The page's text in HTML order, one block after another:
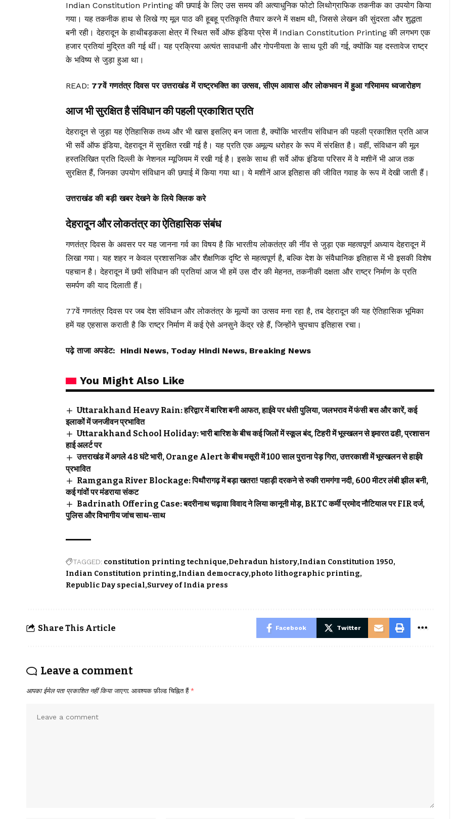
Indian Constitution Printing की छपाई के लिए उस समय की अत्याधुनिक फोटो लिथोग्राफिक तकनीक का उपयोग किया
गया। यह तकनीक हाथ से लिखे गए मूल पाठ की हूबहू प्रतिकृति तैयार करने में सक्षम थी, जिससे लेखन की सुंदरता और शुद्धता
बनी रही। देहरादून के हाथीबड़कला क्षेत्र में स्थित सर्वे ऑफ इंडिया प्रेस में Indian Constitution Printing की लगभग एक
हजार प्रतियां मुद्रित की गई थीं। यह प्रक्रिया अत्यंत सावधानी और गोपनीयता के साथ पूरी की गई, क्योंकि यह दस्तावेज राष्ट्र
के भविष्य से जुड़ा हुआ था।
READ: 77वें गणतंत्र दिवस पर उत्तराखंड में राष्ट्रभक्ति का उत्सव, सीएम आवास और लोकभवन में हुआ गरिमामय ध्वजारोहण
आज भी सुरक्षित है संविधान की पहली प्रकाशित प्रति
देहरादून से जुड़ा यह ऐतिहासिक तथ्य और भी खास इसलिए बन जाता है, क्योंकि भारतीय संविधान की पहली प्रकाशित प्रति आज
भी सर्वे ऑफ इंडिया, देहरादून में सुरक्षित रखी गई है। यह प्रति एक अमूल्य धरोहर के रूप में संरक्षित है। वहीं, संविधान की मूल
हस्तलिखित प्रति दिल्ली के नेशनल म्यूजियम में रखी गई है। इसके साथ ही सर्वे ऑफ इंडिया परिसर में वे मशीनें भी आज तक
सुरक्षित हैं, जिनका उपयोग संविधान की छपाई में किया गया था। ये मशीनें आज इतिहास की जीवित गवाह के रूप में देखी जाती हैं।
उत्तराखंड की बड़ी खबर देखने के लिये क्लिक करे
देहरादून और लोकतंत्र का ऐतिहासिक संबंध
गणतंत्र दिवस के अवसर पर यह जानना गर्व का विषय है कि भारतीय लोकतंत्र की नींव से जुड़ा एक महत्वपूर्ण अध्याय देहरादून में
लिखा गया। यह शहर न केवल प्रशासनिक और शैक्षणिक दृष्टि से महत्वपूर्ण है, बल्कि देश के संवैधानिक इतिहास में भी इसकी विशेष
पहचान है। देहरादून में छपी संविधान की प्रतियां आज भी हमें उस दौर की मेहनत, तकनीकी दक्षता और राष्ट्र निर्माण के प्रति
समर्पण की याद दिलाती हैं।
77वें गणतंत्र दिवस पर जब देश संविधान और लोकतंत्र के मूल्यों का उत्सव मना रहा है, तब देहरादून की यह ऐतिहासिक भूमिका
हमें यह एहसास कराती है कि राष्ट्र निर्माण में कई ऐसे अनसुने केंद्र रहे हैं, जिन्होंने चुपचाप इतिहास रचा।
पढ़े ताजा अपडेट: Hindi News, Today Hindi News, Breaking News
You Might Also Like
Uttarakhand Heavy Rain: हरिद्वार में बारिश बनी आफत, हाईवे पर धंसी पुलिया, जलभराव में फंसी बस और कारें, कई
इलाकों में जनजीवन प्रभावित
Uttarakhand School Holiday: भारी बारिश के बीच कई जिलों में स्कूल बंद, टिहरी में भूस्खलन से इमारत ढही, प्रशासन
हाई अलर्ट पर
उत्तराखंड में अगले 48 घंटे भारी, Orange Alert के बीच मसूरी में 100 साल पुराना पेड़ गिरा, उत्तरकाशी में भूस्खलन से हाईवे
प्रभावित
Ramganga River Blockage: पिथौरागढ़ में बड़ा खतरा! पहाड़ी दरकने से रुकी रामगंगा नदी, 600 मीटर लंबी झील बनी,
कई गांवों पर मंडराया संकट
Badrinath Offering Case: बदरीनाथ चढ़ावा विवाद ने लिया कानूनी मोड़, BKTC कर्मी प्रमोद नौटियाल पर FIR दर्ज,
पुलिस और विभागीय जांच साथ-साथ
TAGGED: constitution printing technique Dehradun history Indian Constitution 1950
Indian Constitution printing Indian democracy photo lithographic printing
Republic Day special Survey of India press
Share This Article Facebook Twitter
Leave a comment
आपका ईमेल पता प्रकाशित नहीं किया जाएगा. आवश्यक फ़ील्ड चिह्नित हैं *